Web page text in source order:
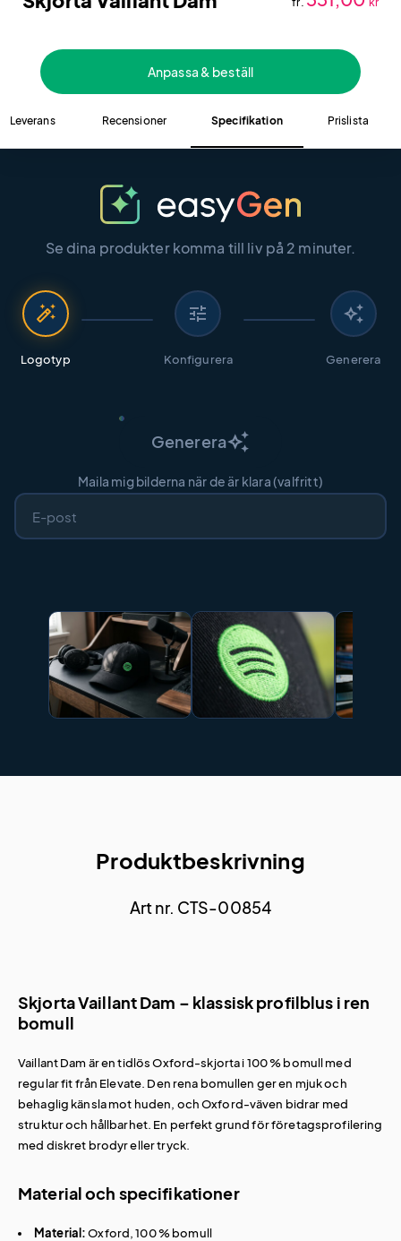
Anpassa & beställ
Leverans Recensioner Specifikation Prislista
Se dina produkter komma till liv på 2 minuter.
auto_fix_high
Logotyp
tune
Konfigurera
auto_awesome
Generera
Genereraauto_awesome
Maila mig bilderna när de är klara (valfritt)
Produktbeskrivning
Art nr. CTS-00854
Skjorta Vaillant Dam – klassisk profilblus i ren
bomull
Vaillant Dam är en tidlös Oxford-skjorta i 100 % bomull med
regular fit från Elevate. Den rena bomullen ger en mjuk och
behaglig känsla mot huden, och Oxford-väven bidrar med
struktur och hållbarhet. En perfekt grund för företagsprofilering
med diskret brodyr eller tryck.
Material och specifikationer
Material:Oxford, 100 % bomull